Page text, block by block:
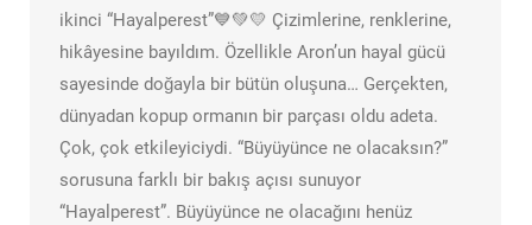
ikinci “Hayalperest”💙💚💛 Çizimlerine, renklerine,
hikâyesine bayıldım. Özellikle Aron’un hayal gücü
sayesinde doğayla bir bütün oluşuna… Gerçekten,
dünyadan kopup ormanın bir parçası oldu adeta.
Çok, çok etkileyiciydi. “Büyüyünce ne olacaksın?”
sorusuna farklı bir bakış açısı sunuyor
“Hayalperest”. Büyüyünce ne olacağını henüz